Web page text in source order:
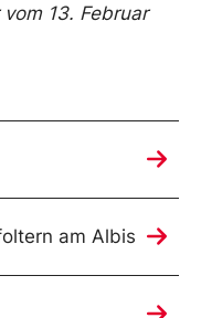
13. Februar
am Albis